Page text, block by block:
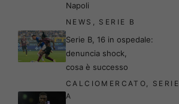
Napoli
NEWS , SERIE B
Serie B, 16 in ospedale:
denuncia shock,
cosa è successo
CALCIOMERCATO, SERIE
A